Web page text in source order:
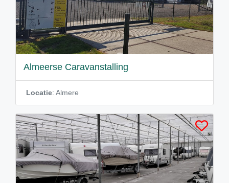
Almeerse Caravanstalling
Locatie: Almere